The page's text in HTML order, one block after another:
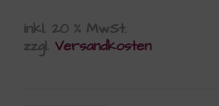
inkl. 20 % MwSt.
zzgl. Versandkosten